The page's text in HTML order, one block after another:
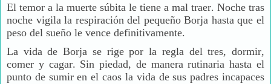
El temor a la muerte súbita le tiene a mal traer. Noche tras
noche vigila la respiración del pequeño Borja hasta que el
peso del sueño le vence definitivamente.
La vida de Borja se rige por la regla del tres, dormir,
comer y cagar. Sin piedad, de manera rutinaria hasta el
punto de sumir en el caos la vida de sus padres incapaces